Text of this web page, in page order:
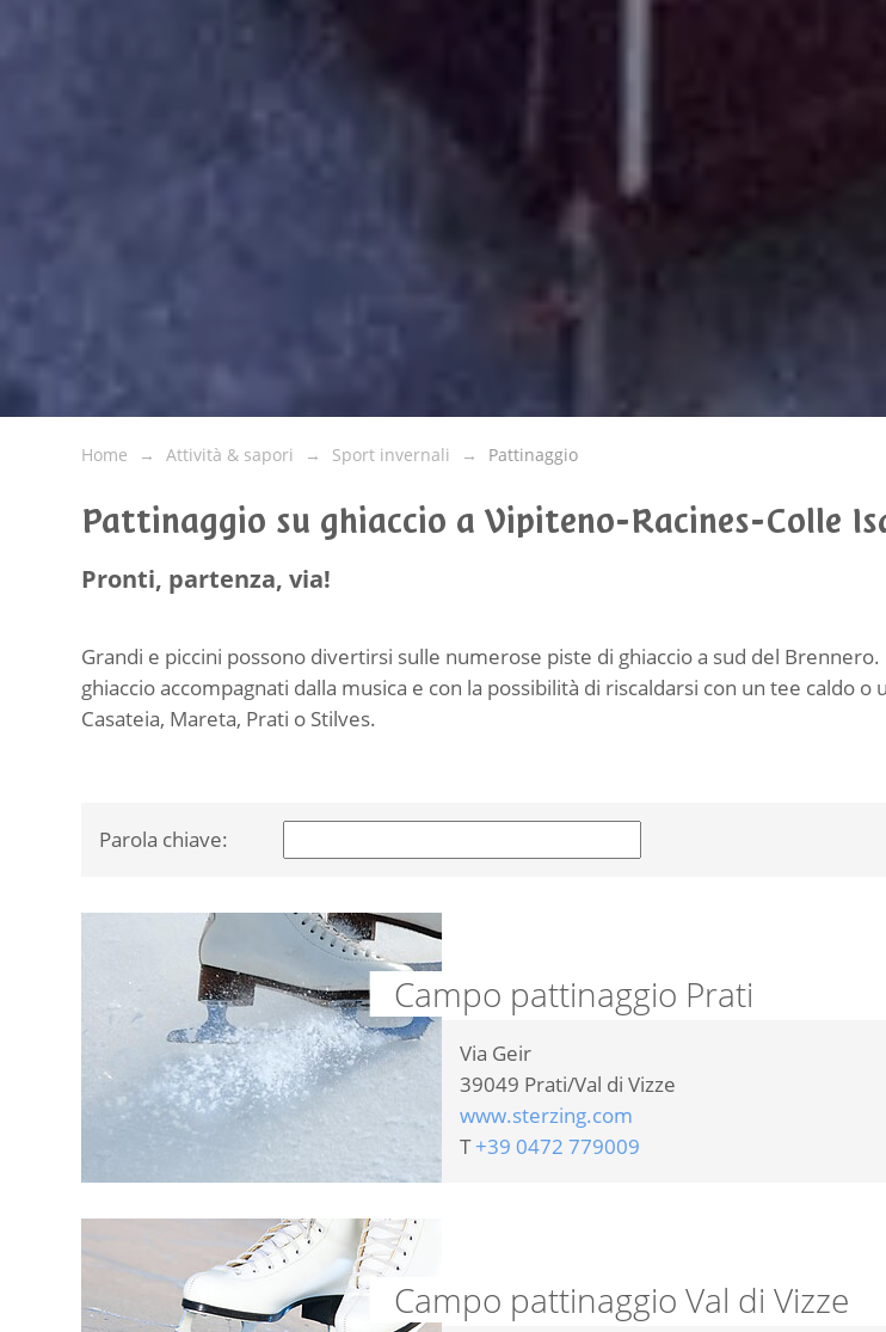
Home Attività & sapori Sport invernali Pattinaggio
Pattinaggio su ghiaccio a Vipiteno-Racines-Colle
Pronti, partenza, via!
Grandi e piccini possono divertirsi sulle numerose piste di ghiaccio a sud del
ghiaccio accompagnati dalla musica e con la possibilità di riscaldarsi con un tee caldo
Casateia, Mareta, Prati o Stilves.
Parola chiave:
Campo pattinaggio Prati
Via Geir
39049 Prati/Val di Vizze
www.sterzing.com
T+39 0472 779009
Campo pattinaggio Val di Vizze